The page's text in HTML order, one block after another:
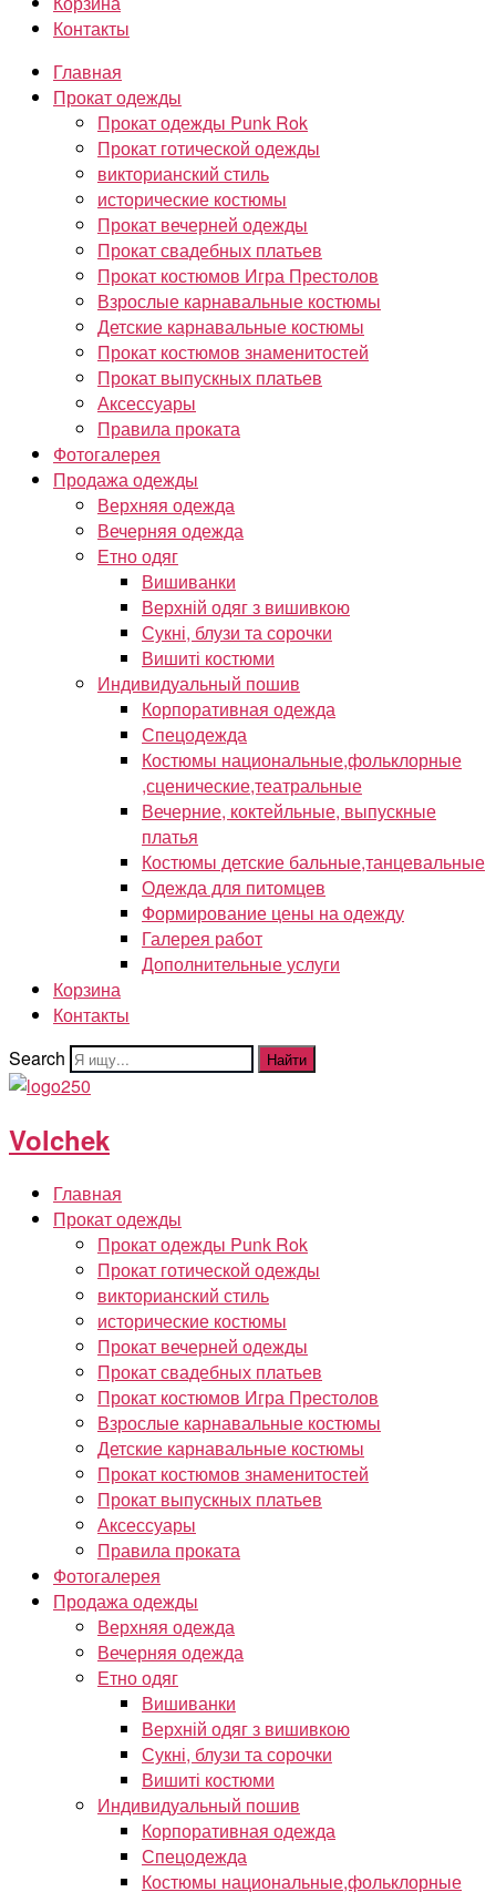
Контакты
Главная
Прокат одежды
Прокат одежды Punk Rok
Прокат готической одежды
викторианский стиль
исторические костюмы
Прокат вечерней одежды
Прокат свадебных платьев
Прокат костюмов Игра Престолов
Взрослые карнавальные костюмы
Детские карнавальные костюмы
Прокат костюмов знаменитостей
Прокат выпускных платьев
Аксессуары
Правила проката
Фотогалерея
Продажа одежды
Верхняя одежда
Вечерняя одежда
Етно одяг
Вишиванки
Верхній одяг з вишивкою
Сукні, блузи та сорочки
Вишиті костюми
Индивидуальный пошив
Корпоративная одежда
Спецодежда
Костюмы национальные,фольклорные
,сценические,театральные
Вечерние, коктейльные, выпускные
платья
Костюмы детские бальные,танцевальные
Одежда для питомцев
Формирование цены на одежду
Галерея работ
Дополнительные услуги
Корзина
Контакты
Search
Найти
Volchek
Главная
Прокат одежды
Прокат одежды Punk Rok
Прокат готической одежды
викторианский стиль
исторические костюмы
Прокат вечерней одежды
Прокат свадебных платьев
Прокат костюмов Игра Престолов
Взрослые карнавальные костюмы
Детские карнавальные костюмы
Прокат костюмов знаменитостей
Прокат выпускных платьев
Аксессуары
Правила проката
Фотогалерея
Продажа одежды
Верхняя одежда
Вечерняя одежда
Етно одяг
Вишиванки
Верхній одяг з вишивкою
Сукні, блузи та сорочки
Вишиті костюми
Индивидуальный пошив
Корпоративная одежда
Спецодежда
Костюмы национальные,фольклорные